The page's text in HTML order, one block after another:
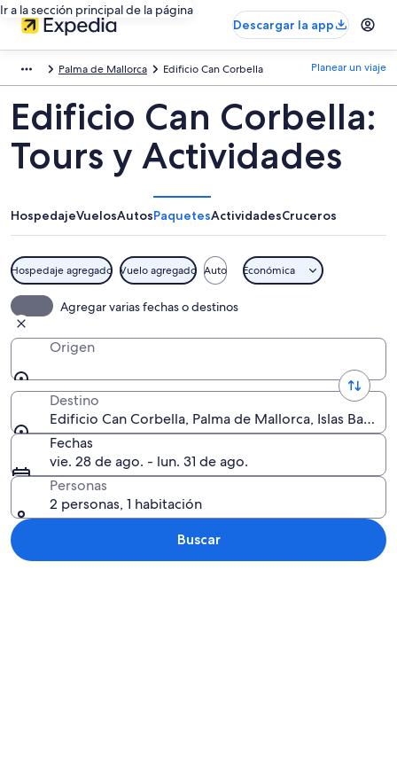
Ir a la sección principal de la página
Descargar la app
Palma de Mallorca Edificio Can Corbella Planear un viaje
Edificio Can Corbella:
Tours y Actividades
HospedajeVuelosAutosPaquetesActividadesCruceros
Hospedaje agregado Vuelo agregado Auto Económica
Agregar varias fechas o destinos
Origen
Destino
Edificio Can Corbella, Palma de Mallorca, Islas
Fechas
vie. 28 de ago. - lun. 31 de ago.
Personas
2 personas, 1 habitación
Buscar